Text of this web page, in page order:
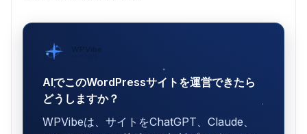
WPVibe
AIでこのWordPressサイトを運営できたら
どうしますか？
WPVibeは、サイトをChatGPT、Claude、